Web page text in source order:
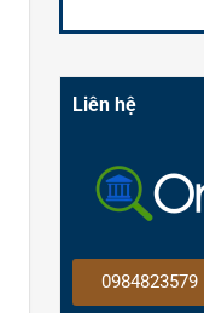
Liên hệ
0984823579